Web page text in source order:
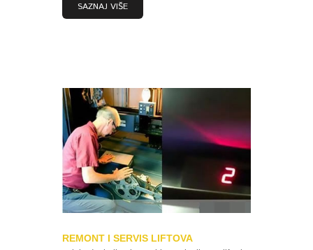
SAZNAJ VIŠE
REMONT I SERVIS LIFTOVA